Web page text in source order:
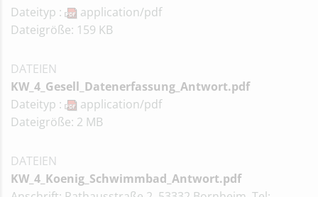
Dateityp :
application/pdf
Dateigröße: 159 KB
DATEIEN
KW_4_Gesell_Datenerfassung_Antwort.pdf
Dateityp :
application/pdf
Dateigröße: 2 MB
DATEIEN
KW_4_Koenig_Schwimmbad_Antwort.pdf